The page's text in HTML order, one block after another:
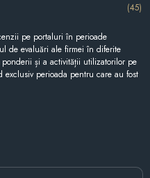
(45)
pe portaluri în perioade
de evaluări ale firmei în diferite
și a activității utilizatorilor pe
perioada pentru care au fost